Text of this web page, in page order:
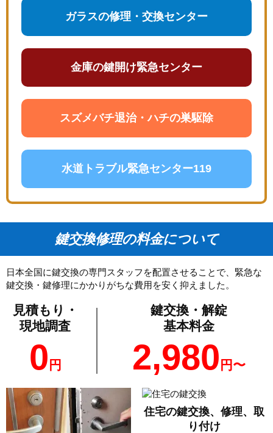
ガラスの修理・交換センター
金庫の鍵開け緊急センター
スズメバチ退治・ハチの巣駆除
水道トラブル緊急センター119
鍵交換修理の料金について
日本全国に鍵交換の専門スタッフを配置させることで、緊急な
鍵交換・鍵修理にかかりがちな費用を安く抑えました。
見積もり・
現地調査
0 円
鍵交換・解錠
基本料金
2,980 円〜
住宅の鍵交換、修理、取
り付け